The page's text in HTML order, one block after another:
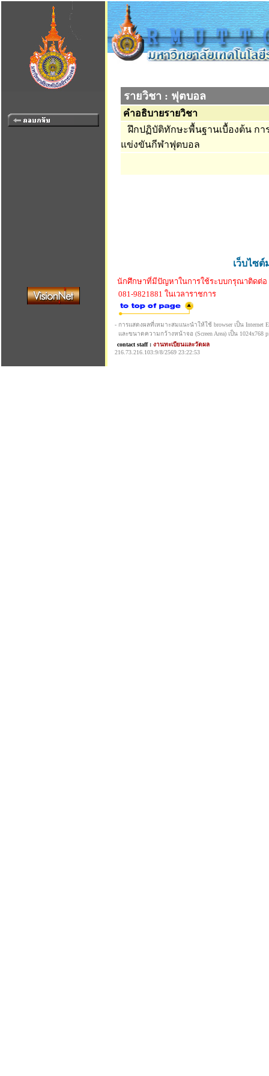
รายวิชา : ฟุตบอล
คำอธิบายรายวิชา
ฝึกปฏิบัติทักษะพื้นฐานเบื้องต้น กา
แข่งขันกีฬาฟุตบอล
เว็บไซ
นักศึกษาที่มีปัญหาในการใช้ระบบกรุณาติดต่อ
081-9821881 ในเวลาราชการ
- การแสดงผลที่เหมาะสมแนะนำให้ใช้ browser เป็น Internet
และขนาดความกว้างหน้าจอ (Screen Area) เป็น 1024x768
contact staff : งานทะเบียนและวัดผล
216.73.216.103:9/8/2569 23:22:53